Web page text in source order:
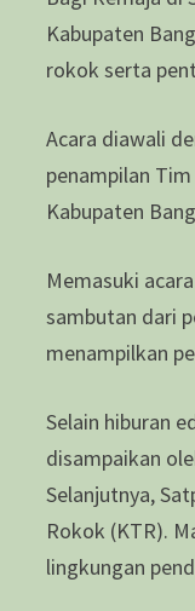
Kabupaten
rokok serta
Acara diawali
penampilan
Kabupaten
Memasuki
sambutan dari
menampilkan
Selain hiburan
disampaikan
Selanjutnya,
Rokok (KTR).
lingkungan